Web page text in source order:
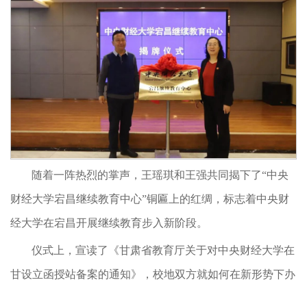
随着一阵热烈的掌声，王瑶琪和王强共同揭下了“中央
财经大学宕昌继续教育中心”铜匾上的红绸，标志着中央财
经大学在宕昌开展继续教育步入新阶段。
仪式上，宣读了《甘肃省教育厅关于对中央财经大学在
甘设立函授站备案的通知》，校地双方就如何在新形势下办